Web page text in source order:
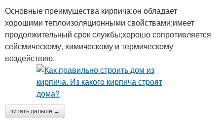
Основные преимущества кирпича:он обладает
хорошими теплоизоляционными свойствами;имеет
продолжительный срок службы;хорошо сопротивляется
сейсмическому, химическому и термическому
воздействию.
читать дальше →